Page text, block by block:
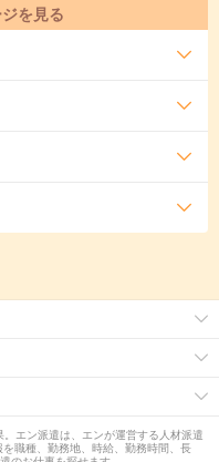
を見る
エン派遣は、エンが運営する人材派遣
職種、勤務地、時給、勤務時間、長